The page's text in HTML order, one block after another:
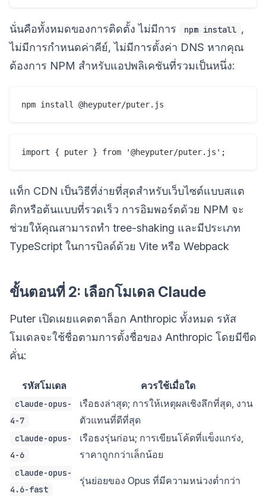
นั่นคือทั้งหมดของการติดตั้ง ไม่มีการ npm install ,
ไม่มีการกำหนดค่าคีย์, ไม่มีการตั้งค่า DNS หากคุณ
ต้องการ NPM สำหรับแอปพลิเคชันที่รวมเป็นหนึ่ง:
แท็ก CDN เป็นวิธีที่ง่ายที่สุดสำหรับเว็บไซต์แบบสแต
ติกหรือต้นแบบที่รวดเร็ว การอิมพอร์ตด้วย NPM จะ
ช่วยให้คุณสามารถทำ tree-shaking และมีประเภท
TypeScript ในการบิลด์ด้วย Vite หรือ Webpack
ขั้นตอนที่ 2: เลือกโมเดล Claude
Puter เปิดเผยแคตตาล็อก Anthropic ทั้งหมด รหัส
โมเดลจะใช้ชื่อตามการตั้งชื่อของ Anthropic โดยมีขีด
คั่น:
รหัสโมเดล ควรใช้เมื่อใด
claude-opus-
4-7
เรือธงล่าสุด; การให้เหตุผลเชิงลึกที่สุด, งาน
ตัวแทนที่ดีที่สุด
claude-opus-
4-6
เรือธงรุ่นก่อน; การเขียนโค้ดที่แข็งแกร่ง,
ราคาถูกกว่าเล็กน้อย
claude-opus-
4.6-fast
รุ่นย่อยของ Opus ที่มีความหน่วงต่ำกว่า